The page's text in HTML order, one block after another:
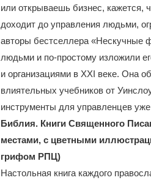
или открываешь бизнес,
доходит до управления людьми,
авторы бестселлера «Нескучные
людьми и по-простому изложили
и организациями в XXI веке. Она
влиятельных учебников от
инструменты для управленцев уже
Библия. Книги Священного
местами, с цветными
грифом РПЦ)
Настольная книга каждого